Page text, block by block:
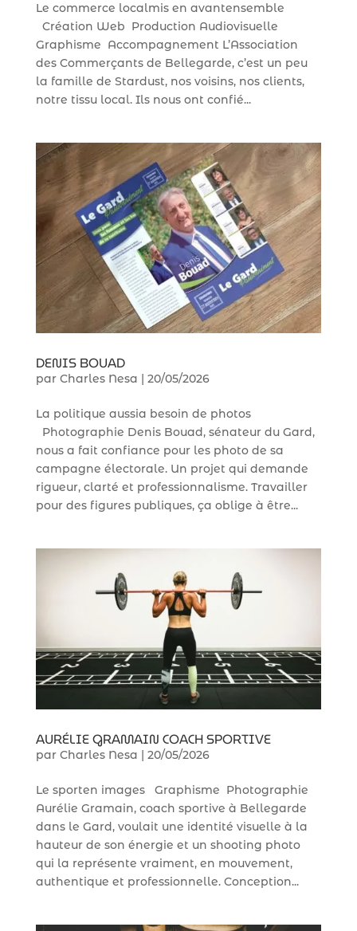
Le commerce localmis en avantensemble
Création Web Production Audiovisuelle
Graphisme Accompagnement L’Association
des Commerçants de Bellegarde, c’est un peu
la famille de Stardust, nos voisins, nos clients,
notre tissu local. Ils nous ont confié...
DENIS BOUAD
par Charles Nesa 20/05/2026
La politique aussia besoin de photos
Photographie Denis Bouad, sénateur du Gard,
nous a fait confiance pour les photo de sa
campagne électorale. Un projet qui demande
rigueur, clarté et professionnalisme. Travailler
pour des figures publiques, ça oblige à être...
AURÉLIE GRAMAIN COACH SPORTIVE
par Charles Nesa | 20/05/2026
Le sporten images Graphisme Photographie
Aurélie Gramain, coach sportive à Bellegarde
dans le Gard, voulait une identité visuelle à la
hauteur de son énergie et un shooting photo
qui la représente vraiment, en mouvement,
authentique et professionnelle. Conception...
Bonjour ! Je suis Cerebro, le super assistant de
Stardust Communication.
Comment puis-je vous aider ?